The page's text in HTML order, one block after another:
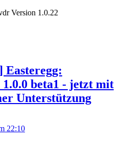
Version 1.0.22
Easteregg:
beta1 - jetzt mit
Unterstützung
22:10